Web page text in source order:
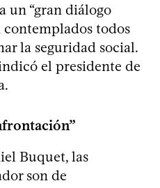
un “gran diálogo
contemplados todos
la seguridad social.
el presidente de
Buquet, las
son de